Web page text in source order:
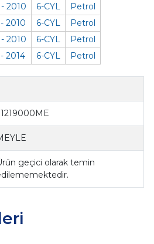
2010 6-CYL
Petrol
2010 6-CYL
Petrol
2010 6-CYL
Petrol
2014 6-CYL Petrol
geçici olarak temin